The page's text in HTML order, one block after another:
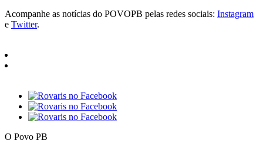
Acompanhe as notícias do POVOPB pelas redes sociais: Instagram
e Twitter.
O Povo PB